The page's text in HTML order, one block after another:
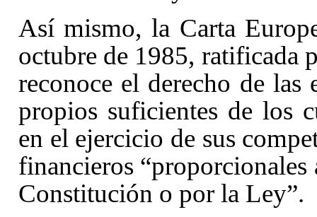
Así mismo, la Carta
octubre de 1985, ratificada
reconoce el derecho de las
propios suficientes de los
en el ejercicio de sus
financieros “proporcionales
Constitución o por la Ley”.